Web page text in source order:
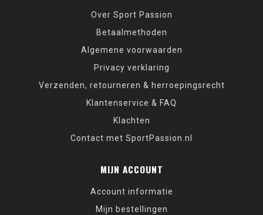
Over Sport Passion
Betaalmethoden
Algemene voorwaarden
Privacy verklaring
Verzenden, retourneren & herroepingsrecht
Klantenservice & FAQ
Klachten
Contact met SportPassion.nl
MIJN ACCOUNT
Account informatie
Mijn bestellingen